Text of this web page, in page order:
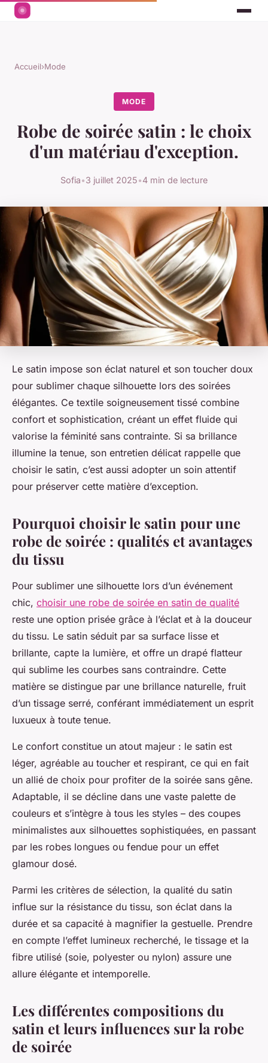
Accueil›Mode
MODE
Robe de soirée satin : le choix
d'un matériau d'exception.
Sofia•3 juillet 2025•4 min de lecture
Le satin impose son éclat naturel et son toucher doux
pour sublimer chaque silhouette lors des soirées
élégantes. Ce textile soigneusement tissé combine
confort et sophistication, créant un effet fluide qui
valorise la féminité sans contrainte. Si sa brillance
illumine la tenue, son entretien délicat rappelle que
choisir le satin, c’est aussi adopter un soin attentif
pour préserver cette matière d’exception.
Pourquoi choisir le satin pour une
robe de soirée : qualités et avantages
du tissu
Pour sublimer une silhouette lors d’un événement
chic, choisir une robe de soirée en satin de qualité
reste une option prisée grâce à l’éclat et à la douceur
du tissu. Le satin séduit par sa surface lisse et
brillante, capte la lumière, et offre un drapé flatteur
qui sublime les courbes sans contraindre. Cette
matière se distingue par une brillance naturelle, fruit
d’un tissage serré, conférant immédiatement un esprit
luxueux à toute tenue.
Le confort constitue un atout majeur : le satin est
léger, agréable au toucher et respirant, ce qui en fait
un allié de choix pour profiter de la soirée sans gêne.
Adaptable, il se décline dans une vaste palette de
couleurs et s’intègre à tous les styles – des coupes
minimalistes aux silhouettes sophistiquées, en passant
par les robes longues ou fendue pour un effet
glamour dosé.
Parmi les critères de sélection, la qualité du satin
influe sur la résistance du tissu, son éclat dans la
durée et sa capacité à magnifier la gestuelle. Prendre
en compte l’effet lumineux recherché, le tissage et la
fibre utilisé (soie, polyester ou nylon) assure une
allure élégante et intemporelle.
Les différentes compositions du
satin et leurs influences sur la robe
de soirée